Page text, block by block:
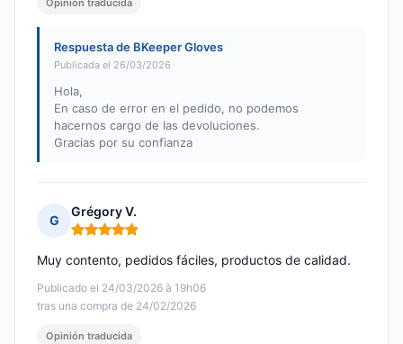
Opinión traducida
Respuesta de BKeeper Gloves
Publicada el 26/03/2026
Hola,
En caso de error en el pedido, no podemos
hacernos cargo de las devoluciones.
Gracias por su confianza
G
Grégory V.
Nota: 5 de 5
Publicado el 24/03/2026 à 19h06
tras una compra de 24/02/2026
Muy contento, pedidos fáciles, productos de calidad.
Opinión traducida